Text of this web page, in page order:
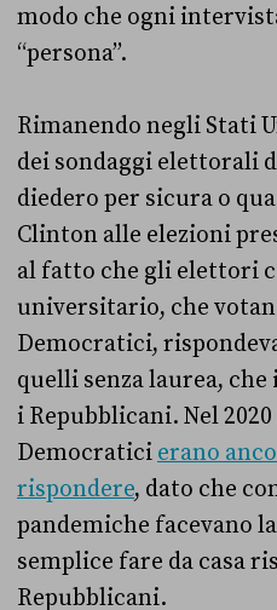
modo che ogni
“persona”.
Rimanendo negli Stati
dei sondaggi elettorali
diedero per sicura o
Clinton alle elezioni
al fatto che gli elettori
universitario, che
Democratici,
quelli senza laurea,
i Repubblicani. Nel
Democratici erano
rispondere, dato che
pandemiche facevano
semplice fare da casa
Repubblicani.